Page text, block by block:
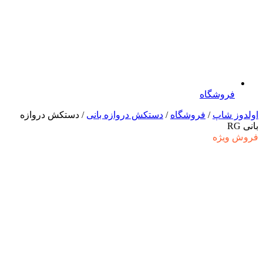
فروشگاه
اولدوز شاپ / فروشگاه / دستکش دروازه بانی / دستکش دروازه
بانی RG
فروش ویژه